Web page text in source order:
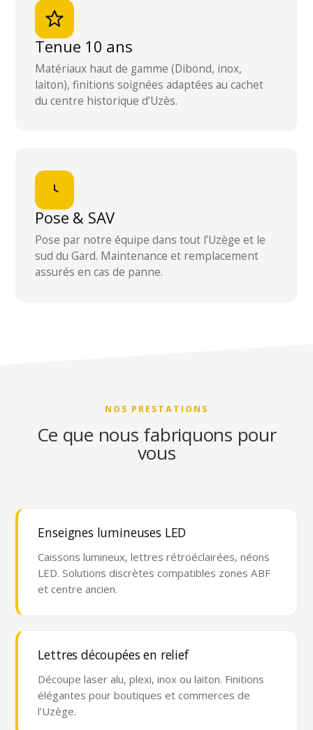
Tenue 10 ans
Matériaux haut de gamme (Dibond, inox,
laiton), finitions soignées adaptées au cachet
du centre historique d’Uzès.
Pose & SAV
Pose par notre équipe dans tout l’Uzège et le
sud du Gard. Maintenance et remplacement
assurés en cas de panne.
NOS PRESTATIONS
Ce que nous fabriquons pour
vous
Enseignes lumineuses LED
Caissons lumineux, lettres rétroéclairées, néons
LED. Solutions discrètes compatibles zones ABF
et centre ancien.
Lettres découpées en relief
Découpe laser alu, plexi, inox ou laiton. Finitions
élégantes pour boutiques et commerces de
l’Uzège.